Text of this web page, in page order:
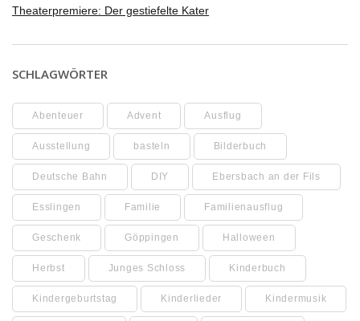
Theaterpremiere: Der gestiefelte Kater
SCHLAGWÖRTER
Abenteuer Advent Ausflug
Ausstellung basteln Bilderbuch
Deutsche Bahn DIY Ebersbach an der Fils
Esslingen Familie Familienausflug
Geschenk Göppingen Halloween
Herbst Junges Schloss Kinderbuch
Kindergeburtstag Kinderlieder Kindermusik